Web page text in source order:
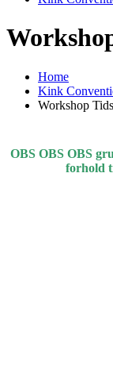
Home
Kink
Workshop
OBS OBS OBS
forhold